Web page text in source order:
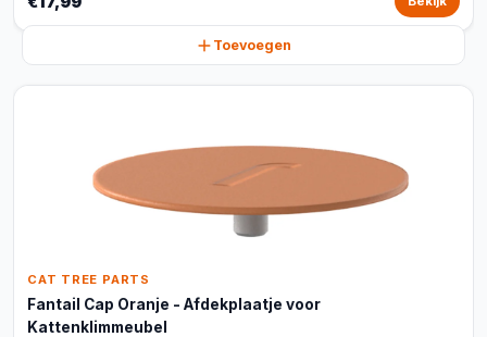
Toevoegen
CAT TREE PARTS
Fantail Cap Oranje - Afdekplaatje voor
Kattenklimmeubel